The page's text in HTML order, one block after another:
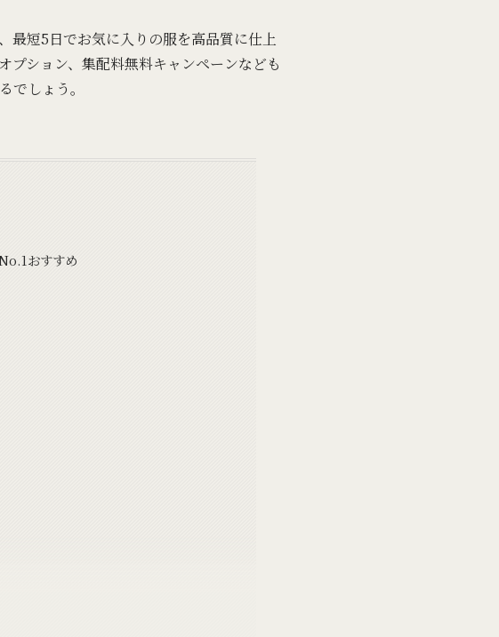
最短5日でお気に入りの服を高品質に仕上
プション、集配料無料キャンペーンなども
しょう。
おすすめ